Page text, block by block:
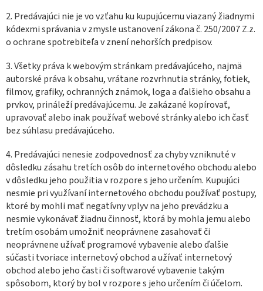
2. Predávajúci nie je vo vzťahu ku kupujúcemu viazaný žiadnymi
kódexmi správania v zmysle ustanovení zákona č. 250/2007 Z.z.
o ochrane spotrebiteľa v znení nehorších predpisov.
3. Všetky práva k webovým stránkam predávajúceho, najmä
autorské práva k obsahu, vrátane rozvrhnutia stránky, fotiek,
filmov, grafiky, ochranných známok, loga a ďalšieho obsahu a
prvkov, prináleží predávajúcemu. Je zakázané kopírovať,
upravovať alebo inak používať webové stránky alebo ich časť
bez súhlasu predávajúceho.
4. Predávajúci nenesie zodpovednosť za chyby vzniknuté v
dôsledku zásahu tretích osôb do internetového obchodu alebo
v dôsledku jeho použitia v rozpore s jeho určením. Kupujúci
nesmie pri využívaní internetového obchodu používať postupy,
ktoré by mohli mať negatívny vplyv na jeho prevádzku a
nesmie vykonávať žiadnu činnosť, ktorá by mohla jemu alebo
tretím osobám umožniť neoprávnene zasahovať či
neoprávnene užívať programové vybavenie alebo ďalšie
súčasti tvoriace internetový obchod a užívať internetový
obchod alebo jeho časti či softwarové vybavenie takým
spôsobom, ktorý by bol v rozpore s jeho určením či účelom.